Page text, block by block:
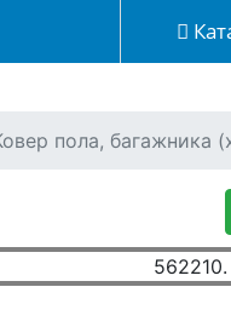
пола, багажника